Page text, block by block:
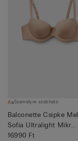
Személyre szabható
Balconette Csipke Melltartó
Sofia Ultralight Mikr...
16990 Ft